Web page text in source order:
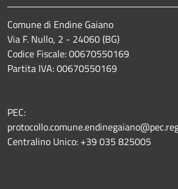
Comune di Endine Gaiano
Via F. Nullo, 2 - 24060 (BG)
Codice Fiscale: 00670550169
Partita IVA: 00670550169
PEC:
Centralino Unico: +39 035 825005